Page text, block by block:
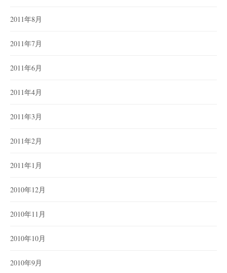
2011年8月
2011年7月
2011年6月
2011年4月
2011年3月
2011年2月
2011年1月
2010年12月
2010年11月
2010年10月
2010年9月